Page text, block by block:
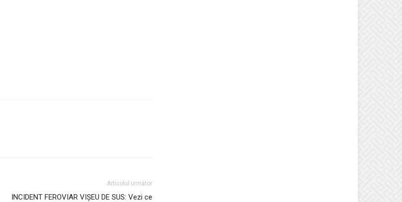
Articolul următor
INCIDENT FEROVIAR VIȘEU DE SUS: Vezi ce